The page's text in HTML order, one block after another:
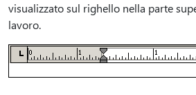
visualizzato sul righello nella parte
lavoro.